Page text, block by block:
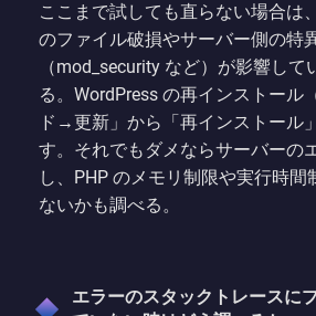
ここまで試しても直らない場合は
のファイル破損やサーバー側の特
（mod_security など）が影響して
る。WordPress の再インストール
ド→更新」から「再インストール
す。それでもダメならサーバーの
し、PHP のメモリ制限や実行時間
ないかも調べる。
エラーのスタックトレースに